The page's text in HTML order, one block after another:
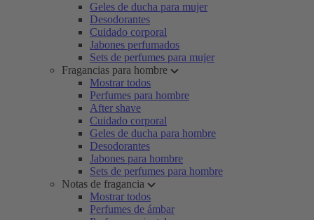
Geles de ducha para mujer
Desodorantes
Cuidado corporal
Jabones perfumados
Sets de perfumes para mujer
Fragancias para hombre
Mostrar todos
Perfumes para hombre
After shave
Cuidado corporal
Geles de ducha para hombre
Desodorantes
Jabones para hombre
Sets de perfumes para hombre
Notas de fragancia
Mostrar todos
Perfumes de ámbar